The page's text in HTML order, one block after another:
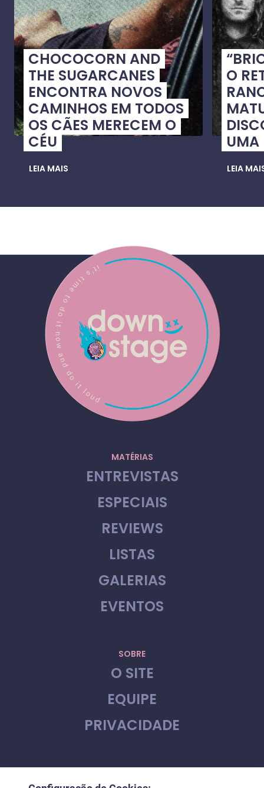
CHOCOCORN AND
THE SUGARCANES
ENCONTRA NOVOS
CAMINHOS EM TODOS
OS CÃES MERECEM O
CÉU
LEIA MAIS
O
UMA
LEIA
MATÉRIAS
ENTREVISTAS
ESPECIAIS
REVIEWS
LISTAS
GALERIAS
EVENTOS
SOBRE
O SITE
EQUIPE
PRIVACIDADE